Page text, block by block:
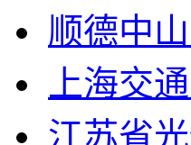
顺德中
上海交
江苏省